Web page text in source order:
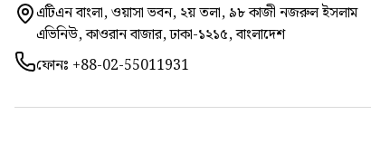
এটিএন বাংলা, ওয়াসা ভবন, ২য় তলা, ৯৮ কাজী নজরুল ইসলাম
এভিনিউ, কাওরান বাজার, ঢাকা-১২১৫, বাংলাদেশ
ফোনঃ +88-02-55011931